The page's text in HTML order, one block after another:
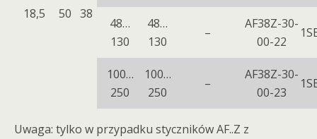
18,5 50 38
48…
130
48…
130
–
AF38Z-30-
00-22
100…
250
100…
250
–
AF38Z-30-
00-23
Uwaga: tylko w przypadku styczników AF..Z z